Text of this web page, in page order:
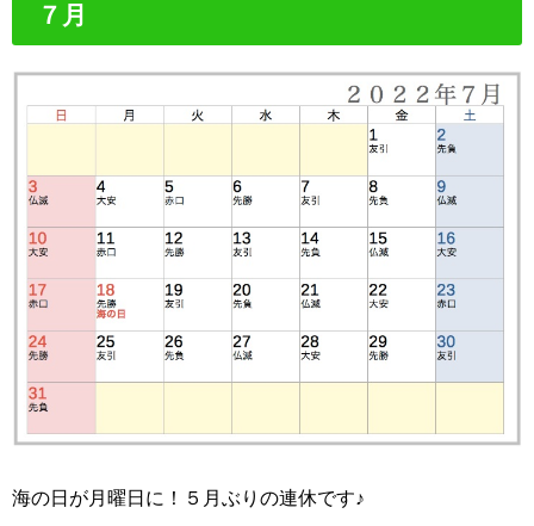
７月
海の日が月曜日に！５月ぶりの連休です♪